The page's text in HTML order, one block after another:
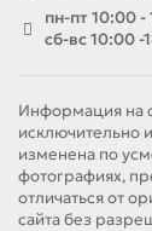
пн-пт 10:00 -
сб-вс 10:00 -
Информация на
исключительно
изменена по
фотографиях,
отличаться от
сайта без